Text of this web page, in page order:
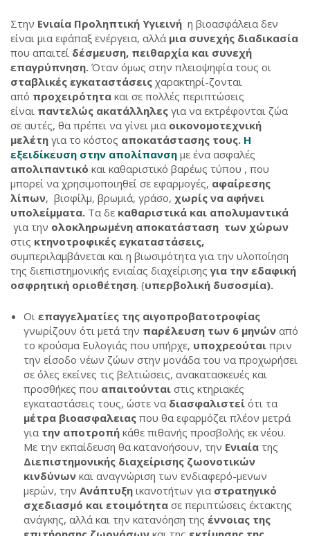
Στην Ενιαία Προληπτική Υγιεινή η βιοασφάλεια δεν
είναι μια εφάπαξ ενέργεια, αλλά μια συνεχής διαδικασία
που απαιτεί δέσμευση, πειθαρχία και συνεχή
επαγρύπνηση. Όταν όμως στην πλειοψηφία τους οι
σταβλικές εγκαταστάσεις χαρακτηρί-ζονται
από προχειρότητα και σε πολλές περιπτώσεις
είναι παντελώς ακατάλληλες για να εκτρέφονται ζώα
σε αυτές, θα πρέπει να γίνει μια οικονομοτεχνική
μελέτη για το κόστος αποκατάστασης τους. Η
εξειδίκευση στην απολίπανση με ένα ασφαλές
απολιπαντικό και καθαριστικό βαρέως τύπου , που
μπορεί να χρησιμοποιηθεί σε εφαρμογές, αφαίρεσης
λίπων, βιοφίλμ, βρωμιά, γράσο, χωρίς να αφήνει
υπολείμματα. Τα δε καθαριστικά και απολυμαντικά
για την ολοκληρωμένη αποκατάσταση των χώρων
στις κτηνοτροφικές εγκαταστάσεις,
συμπεριλαμβάνεται και η βιωσιμότητα για την υλοποίηση
της διεπιστημονικής ενιαίας διαχείρισης για την εδαφική
οσφρητική οριοθέτηση. (υπερβολική δυσοσμία).
Οι επαγγελματίες της αιγοπροβατοτροφίας
γνωρίζουν ότι μετά την παρέλευση των 6 μηνών από
το κρούσμα Ευλογιάς που υπήρχε, υποχρεούται πριν
την είσοδο νέων ζώων στην μονάδα του να προχωρήσει
σε όλες εκείνες τις βελτιώσεις, ανακατασκευές και
προσθήκες που απαιτούνται στις κτηριακές
εγκαταστάσεις τους, ώστε να διασφαλιστεί ότι τα
μέτρα βιοασφαλειας που θα εφαρμόζει πλέον μετρά
για την αποτροπή κάθε πιθανής προσβολής εκ νέου.
Με την εκπαίδευση θα κατανοήσουν, την Ενιαία της
Διεπιστημονικής διαχείρισης ζωονοτικών
κινδύνων και αναγνώριση των ενδιαφερό-μενων
μερών, την Ανάπτυξη ικανοτήτων για στρατηγικό
σχεδιασμό και ετοιμότητα σε περιπτώσεις έκτακτης
ανάγκης, αλλά και την κατανόηση της έννοιας της